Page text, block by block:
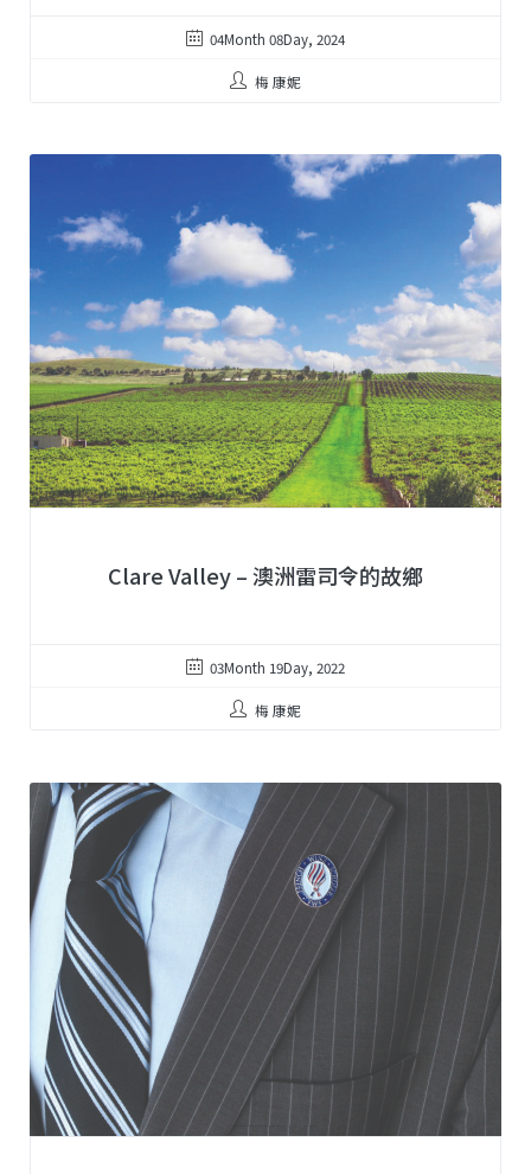
04Month 08Day, 2024
梅 康妮
Clare Valley – 澳洲雷司令的故鄉
03Month 19Day, 2022
梅 康妮